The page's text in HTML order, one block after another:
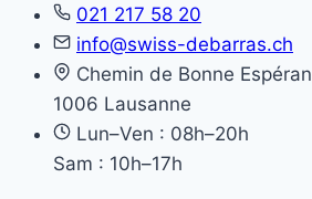
021 217 58 20
info@swiss-debarras.ch
Chemin de Bonne
1006 Lausanne
Lun–Ven : 08h–20h
Sam : 10h–17h